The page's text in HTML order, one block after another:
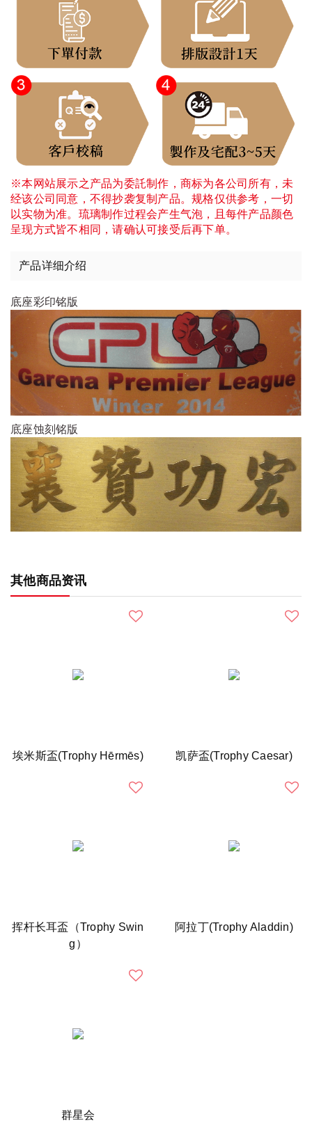
※本网站展示之产品为委託制作，商标为各公司所有，未
经该公司同意，不得抄袭复制产品。规格仅供参考，一切
以实物为准。琉璃制作过程会产生气泡，且每件产品颜色
呈现方式皆不相同，请确认可接受后再下单。
产品详细介绍
底座彩印铭版
底座蚀刻铭版
其他商品资讯
埃米斯盃(Trophy Hērmēs) 凯萨盃(Trophy Caesar)
挥杆长耳盃（Trophy Swin
g）
阿拉丁(Trophy Aladdin)
群星会